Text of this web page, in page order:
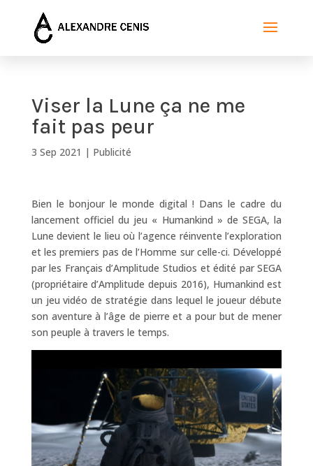
Viser la Lune ça ne me
fait pas peur
3 Sep 2021 | Publicité
Bien le bonjour le monde digital ! Dans le cadre du
lancement officiel du jeu « Humankind » de SEGA, la
Lune devient le lieu où l’agence réinvente l’exploration
et les premiers pas de l’Homme sur celle-ci. Développé
par les Français d’Amplitude Studios et édité par SEGA
(propriétaire d’Amplitude depuis 2016), Humankind est
un jeu vidéo de stratégie dans lequel le joueur débute
son aventure à l’âge de pierre et a pour but de mener
son peuple à travers le temps.